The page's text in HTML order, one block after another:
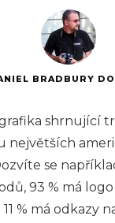
BRADBURY
shrnující
největších
se
93 % má
% má odkazy